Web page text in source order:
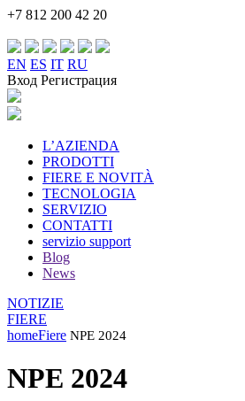
+7 812 200 42 20
EN ES IT RU
Вход Регистрация
L’AZIENDA
PRODOTTI
FIERE E NOVITÀ
TECNOLOGIA
SERVIZIO
CONTATTI
servizio support
Blog
News
NOTIZIE
FIERE
homeFiere NPE 2024
NPE 2024